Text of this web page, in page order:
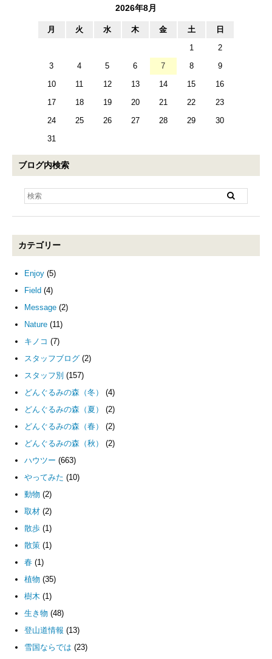
2026年8月
月 火 水 木 金 土
日
1
2
3
4 5 6 7 8
9
10
11 12 13 14 15
16
17
18 19 20 21 22
23
24
25 26 27 28 29
30
31
ブログ内検索
カテゴリー
Enjoy (5)
Field (4)
Message (2)
Nature (11)
キノコ (7)
スタッフブログ (2)
スタッフ別 (157)
どんぐるみの森（冬）
(4)
どんぐるみの森（夏）
(2)
どんぐるみの森（春）
(2)
どんぐるみの森（秋）
(2)
ハウツー (663)
やってみた (10)
動物 (2)
取材 (2)
散歩 (1)
散策 (1)
春 (1)
植物 (35)
樹木 (1)
生き物 (48)
登山道情報 (13)
雪国ならでは (23)